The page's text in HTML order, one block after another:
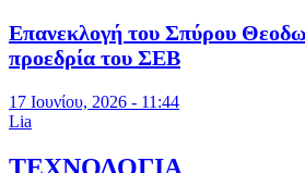
Επανεκλογή του Σπύρου
προεδρία του ΣΕΒ
17 Ιουνίου, 2026 - 11:44
Lia